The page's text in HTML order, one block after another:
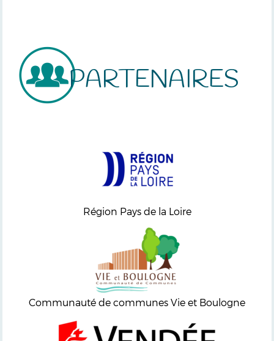
PARTENAIRES
Région Pays de la Loire
Communauté de communes Vie et Boulogne